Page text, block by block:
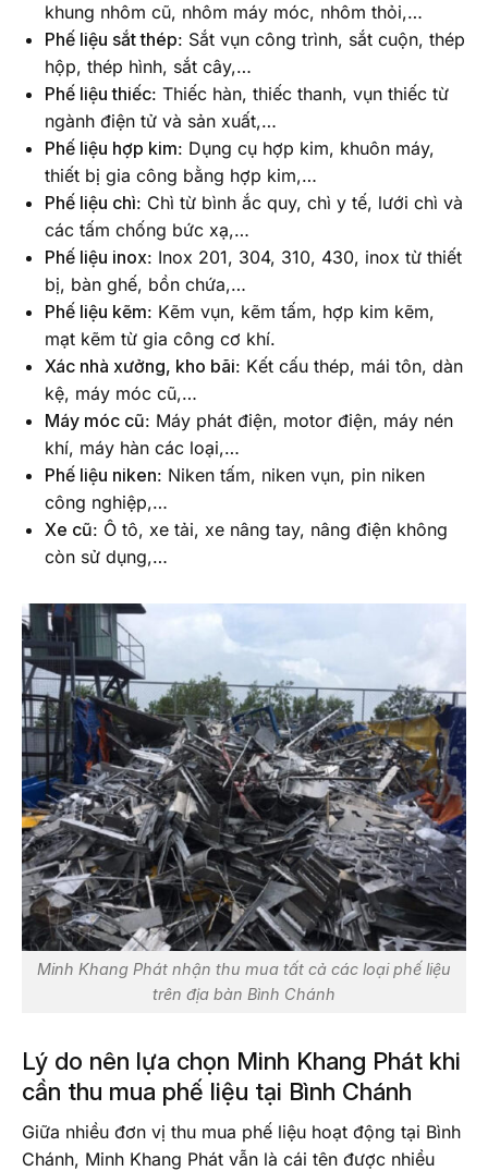
khung nhôm cũ, nhôm máy móc, nhôm thỏi,…
Phế liệu sắt thép: Sắt vụn công trình, sắt cuộn, thép
hộp, thép hình, sắt cây,…
Phế liệu thiếc: Thiếc hàn, thiếc thanh, vụn thiếc từ
ngành điện tử và sản xuất,…
Phế liệu hợp kim: Dụng cụ hợp kim, khuôn máy,
thiết bị gia công bằng hợp kim,…
Phế liệu chì: Chì từ bình ắc quy, chì y tế, lưới chì và
các tấm chống bức xạ,…
Phế liệu inox: Inox 201, 304, 310, 430, inox từ thiết
bị, bàn ghế, bồn chứa,…
Phế liệu kẽm: Kẽm vụn, kẽm tấm, hợp kim kẽm,
mạt kẽm từ gia công cơ khí.
Xác nhà xưởng, kho bãi: Kết cấu thép, mái tôn, dàn
kệ, máy móc cũ,…
Máy móc cũ: Máy phát điện, motor điện, máy nén
khí, máy hàn các loại,…
Phế liệu niken: Niken tấm, niken vụn, pin niken
công nghiệp,…
Xe cũ: Ô tô, xe tải, xe nâng tay, nâng điện không
còn sử dụng,…
Minh Khang Phát nhận thu mua tất cả các loại phế liệu
trên địa bàn Bình Chánh
Lý do nên lựa chọn Minh Khang Phát khi
cần thu mua phế liệu tại Bình Chánh
Giữa nhiều đơn vị thu mua phế liệu hoạt động tại Bình
Chánh, Minh Khang Phát vẫn là cái tên được nhiều